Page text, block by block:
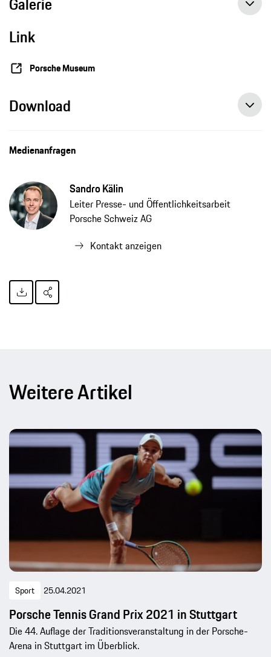
Link
Porsche Museum
Download
Medienanfragen
Sandro Kälin
Leiter Presse- und Öffentlichkeitsarbeit
Porsche Schweiz AG
Kontakt anzeigen
Weitere Artikel
Sport 25.04.2021
Porsche Tennis Grand Prix 2021 in Stuttgart
Die 44. Auflage der Traditionsveranstaltung in der Porsche-
Arena in Stuttgart im Überblick.